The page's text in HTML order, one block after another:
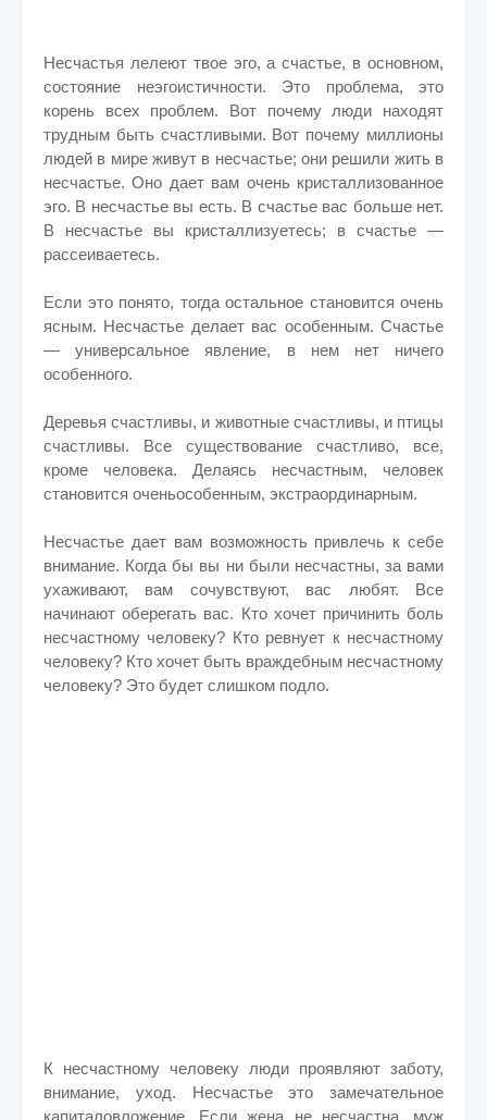
Несчастья лелеют твое эго, а счастье, в основном,
состояние неэгоистичности. Это проблема, это
корень всех проблем. Вот почему люди находят
трудным быть счастливыми. Вот почему миллионы
людей в мире живут в несчастье; они решили жить в
несчастье. Оно дает вам очень кристаллизованное
эго. В несчастье вы есть. В счастье вас больше нет.
В несчастье вы кристаллизуетесь; в счастье —
рассеиваетесь.
Если это понято, тогда остальное становится очень
ясным. Несчастье делает вас особенным. Счастье
— универсальное явление, в нем нет ничего
особенного.
Деревья счастливы, и животные счастливы, и птицы
счастливы. Все существование счастливо, все,
кроме человека. Делаясь несчастным, человек
становится оченьособенным, экстраординарным.
Несчастье дает вам возможность привлечь к себе
внимание. Когда бы вы ни были несчастны, за вами
ухаживают, вам сочувствуют, вас любят. Все
начинают оберегать вас. Кто хочет причинить боль
несчастному человеку? Кто ревнует к несчастному
человеку? Кто хочет быть враждебным несчастному
человеку? Это будет слишком подло.
К несчастному человеку люди проявляют заботу,
внимание, уход. Несчастье это замечательное
капиталовложение. Если жена не несчастна, муж